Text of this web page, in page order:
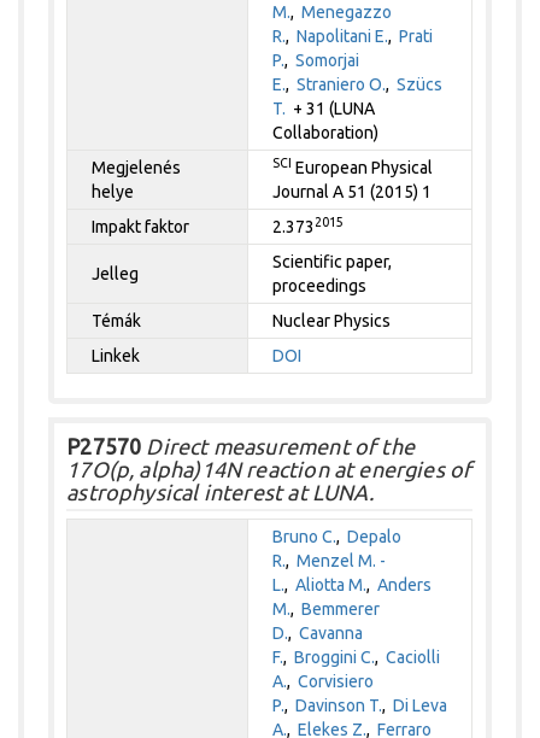
M.,Menegazzo
R.,Napolitani E.,Prati
P.,Somorjai
E.,Straniero O.,Szücs
T. + 31 (LUNA
Collaboration)
Megjelenés
helye
SCI European Physical
Journal A 51 (2015) 1
Impakt faktor
2.373 2015
Jelleg
Scientific paper,
proceedings
Témák
Nuclear Physics
Linkek
DOI
P27570 Direct measurement of the
17O(p, alpha)14N reaction at energies of
astrophysical interest at LUNA.
Bruno C.,Depalo
R.,Menzel M. -
L.,Aliotta M.,Anders
M.,Bemmerer
D.,Cavanna
F.,Broggini C.,Caciolli
A.,Corvisiero
P.,Davinson T.,Di Leva
A.,Elekes Z.,Ferraro